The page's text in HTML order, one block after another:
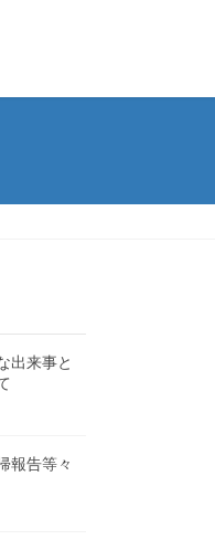
出来事と
報告等々